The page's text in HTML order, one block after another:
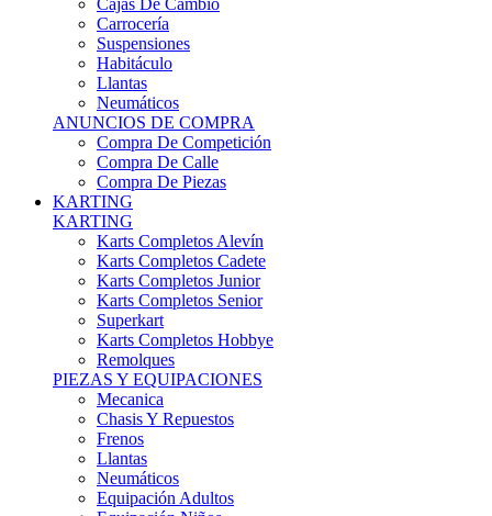
Suspensiones
Habitáculo
Llantas
Neumáticos
ANUNCIOS DE COMPRA
Compra De Competición
Compra De Calle
Compra De Piezas
KARTING
KARTING
Karts Completos Alevín
Karts Completos Cadete
Karts Completos Junior
Karts Completos Senior
Superkart
Karts Completos Hobbye
Remolques
PIEZAS Y EQUIPACIONES
Mecanica
Chasis Y Repuestos
Frenos
Llantas
Neumáticos
Equipación Adultos
Equipación Niños
Resto De Piezas